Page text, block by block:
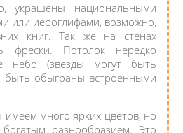
украшены национальными
или иероглифами, возможно,
книг. Так же на стенах
фрески. Потолок нередко
небо (звезды могут быть
быть обыграны встроенными
много ярких цветов, но
разнообразием. Это